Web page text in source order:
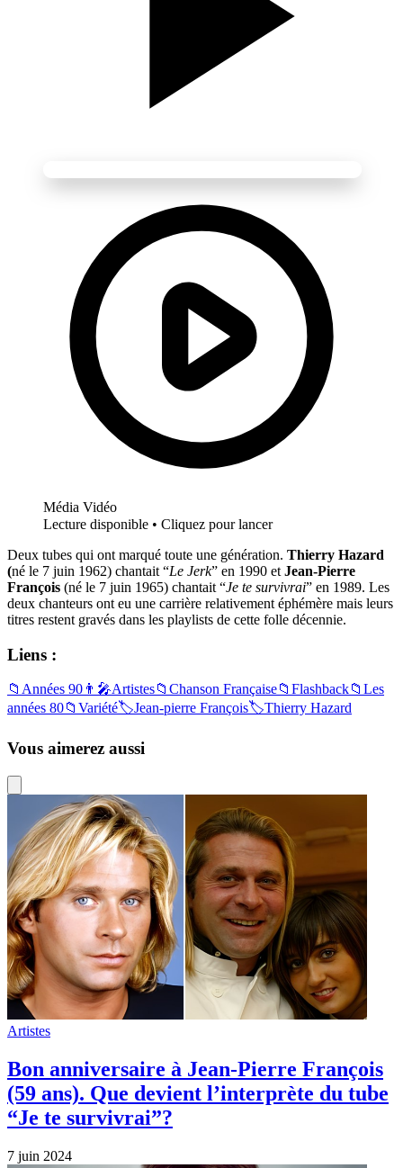
Média Vidéo
Lecture disponible • Cliquez pour lancer
Deux tubes qui ont marqué toute une génération. Thierry Hazard
(né le 7 juin 1962) chantait “Le Jerk” en 1990 et Jean-Pierre
François (né le 7 juin 1965) chantait “Je te survivrai” en 1989. Les
deux chanteurs ont eu une carrière relativement éphémère mais leurs
titres restent gravés dans les playlists de cette folle décennie.
Liens :
📁 Années 90 👨‍🎤Artistes📁 Chanson Française📁 Flashback📁 Les
années 80📁 Variété🏷️Jean-pierre François🏷️Thierry Hazard
Vous aimerez aussi
Artistes
Bon anniversaire à Jean-Pierre François
(59 ans). Que devient l’interprète du tube
“Je te survivrai”?
7 juin 2024